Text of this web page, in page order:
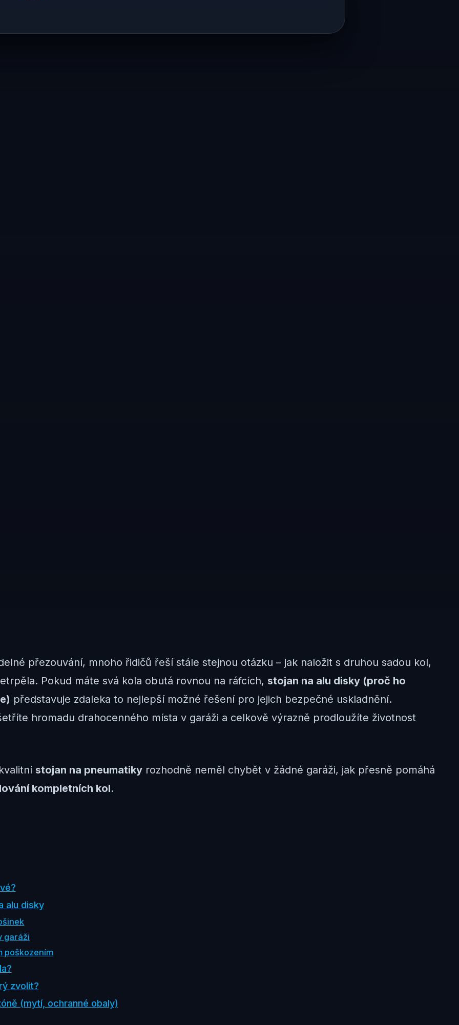
přezouvání, mnoho řidičů řeší stále stejnou otázku – jak naložit s druhou sadou kol,
Pokud máte svá kola obutá rovnou na ráfcích, stojan na alu disky (proč ho
představuje zdaleka to nejlepší možné řešení pro jejich bezpečné uskladnění.
hromadu drahocenného místa v garáži a celkově výrazně prodloužíte životnost
stojan na pneumatiky rozhodně neměl chybět v žádné garáži, jak přesně pomáhá
kompletních kol.
alu disky
garáži
poškozením
zvolit?
(mytí, ochranné obaly)